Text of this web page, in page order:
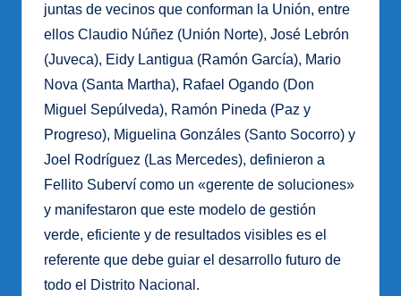
juntas de vecinos que conforman la Unión, entre
ellos Claudio Núñez (Unión Norte), José Lebrón
(Juveca), Eidy Lantigua (Ramón García), Mario
Nova (Santa Martha), Rafael Ogando (Don
Miguel Sepúlveda), Ramón Pineda (Paz y
Progreso), Miguelina Gonzáles (Santo Socorro) y
Joel Rodríguez (Las Mercedes), definieron a
Fellito Suberví como un «gerente de soluciones»
y manifestaron que este modelo de gestión
verde, eficiente y de resultados visibles es el
referente que debe guiar el desarrollo futuro de
todo el Distrito Nacional.